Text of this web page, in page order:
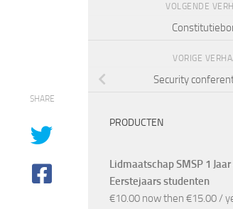
SHARE
VOLGENDE
VORIGE
Security
PRODUCTEN
Lidmaatschap SMSP 1
Eerstejaars studenten
€10.00 now then €15.00/